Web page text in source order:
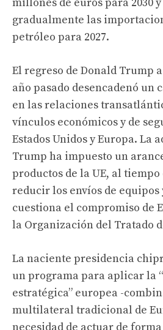
gradualmente las
petróleo para 2027.
El regreso de Donald Trump
año pasado desencadenó un
en las relaciones
vínculos económicos y de
Estados Unidos y Europa. La
Trump ha impuesto un
productos de la UE, al
reducir los envíos de equipos
cuestiona el compromiso de
la Organización del Tratado
La naciente presidencia
un programa para aplicar la
estratégica” europea -
multilateral tradicional de